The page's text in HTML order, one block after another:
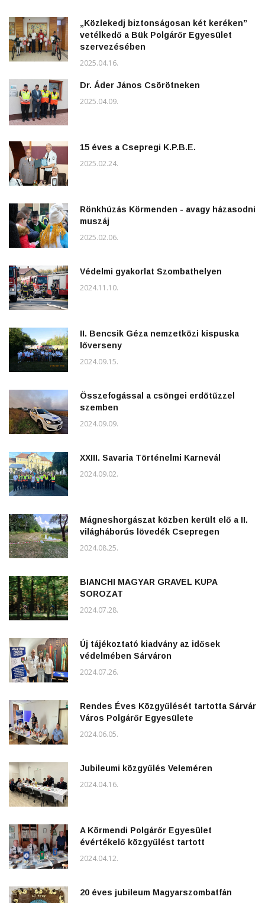
„Közlekedj biztonságosan két keréken”
vetélkedő a Bük Polgárőr Egyesület
szervezésében
2025.04.16.
Dr. Áder János Csörötneken
2025.04.09.
15 éves a Csepregi K.P.B.E.
2025.02.24.
Rönkhúzás Körmenden - avagy házasodni
muszáj
2025.02.06.
Védelmi gyakorlat Szombathelyen
2024.11.10.
II. Bencsik Géza nemzetközi kispuska
lőverseny
2024.09.15.
Összefogással a csöngei erdőtűzzel
szemben
2024.09.09.
XXIII. Savaria Történelmi Karnevál
2024.09.02.
Mágneshorgászat közben került elő a II.
világháborús lövedék Csepregen
2024.08.25.
BIANCHI MAGYAR GRAVEL KUPA
SOROZAT
2024.07.28.
Új tájékoztató kiadvány az idősek
védelmében Sárváron
2024.07.26.
Rendes Éves Közgyűlését tartotta Sárvár
Város Polgárőr Egyesülete
2024.06.05.
Jubileumi közgyűlés Veleméren
2024.04.16.
A Körmendi Polgárőr Egyesület
évértékelő közgyűlést tartott
2024.04.12.
20 éves jubileum Magyarszombatfán